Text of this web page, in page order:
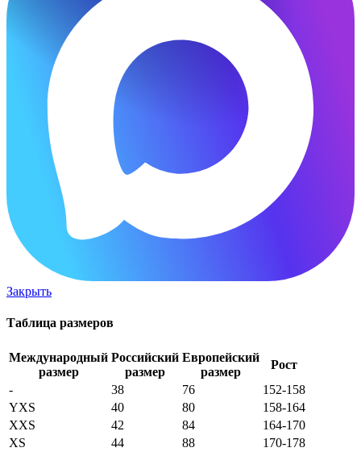
Закрыть
Таблица размеров
Международный
размер
Российский
размер
Европейский
размер
Рост
-
38 76
152-158
YXS
40 80
158-164
XXS
42 84
164-170
XS
44 88
170-178